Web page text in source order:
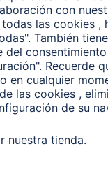
Mundo